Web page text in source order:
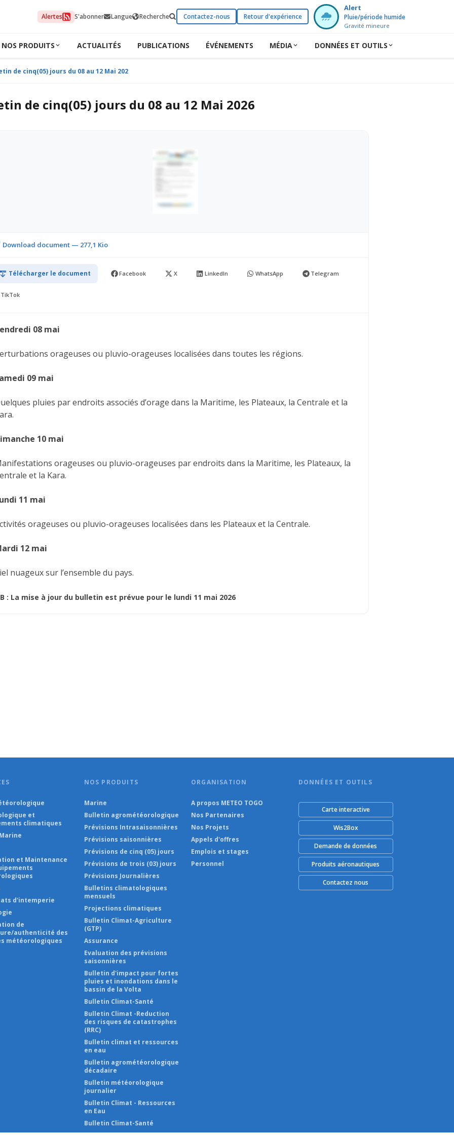
Alertes S'abonner Langue Recherche Contactez-nous Retour d'expérience
Alert
Pluie/période humide
Gravité mineure
NOS PRODUITS ACTUALITÉS PUBLICATIONS ÉVÉNEMENTS MÉDIA DONNÉES ET OUTILS
de cinq(05) jours du 08 au 12 Mai 2026
de cinq(05) jours du 08 au 12 Mai 2026
Download document — 277,1 Kio
Télécharger le document Facebook X LinkedIn WhatsApp Telegram
TikTok
08 mai
orageuses ou pluvio-orageuses localisées dans toutes les régions.
09 mai
pluies par endroits associés d’orage dans la Maritime, les Plateaux, la Centrale et la
10 mai
orageuses ou pluvio-orageuses par endroits dans la Maritime, les Plateaux, la
et la Kara.
11 mai
orageuses ou pluvio-orageuses localisées dans les Plateaux et la Centrale.
12 mai
nuageux sur l’ensemble du pays.
: La mise à jour du bulletin est prévue pour le lundi 11 mai 2026
et
climatiques
et Maintenance
d'intemperie
de
authenticité des
météorologiques
NOS PRODUITS
Marine
Bulletin agrométéorologique
Prévisions Intrasaisonnières
Prévisions saisonnières
Prévisions de cinq (05) jours
Prévisions de trois (03) jours
Prévisions Journalières
Bulletins climatologiques
mensuels
Projections climatiques
Bulletin Climat-Agriculture
(GTP)
Assurance
Evaluation des prévisions
saisonnières
Bulletin d'impact pour fortes
pluies et inondations dans le
bassin de la Volta
Bulletin Climat-Santé
Bulletin Climat -Reduction
des risques de catastrophes
(RRC)
Bulletin climat et ressources
en eau
Bulletin agrométéorologique
décadaire
Bulletin météorologique
journalier
Bulletin Climat - Ressources
en Eau
Bulletin Climat-Santé
ORGANISATION
A propos METEO TOGO
Nos Partenaires
Nos Projets
Appels d'offres
Emplois et stages
Personnel
DONNÉES ET OUTILS
Carte interactive
Wis2Box
Demande de données
Produits aéronautiques
Contactez nous